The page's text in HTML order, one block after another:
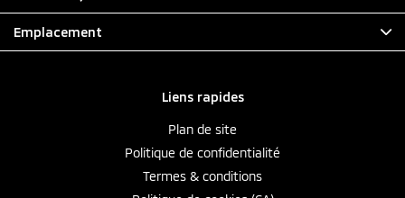
Liens rapides
Plan de site
Politique de confidentialité
Termes & conditions
Emplacement